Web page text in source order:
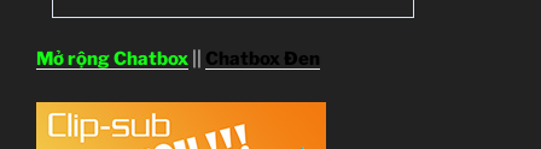
Mở rộng Chatbox Chatbox Đen